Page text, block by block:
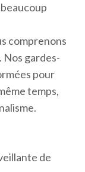
comprenons
Nos gardes-
pour
temps,
de